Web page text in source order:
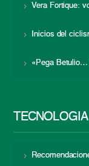
Vera Fortique:
Inicios del
«Pega
TECNOLOGÍA